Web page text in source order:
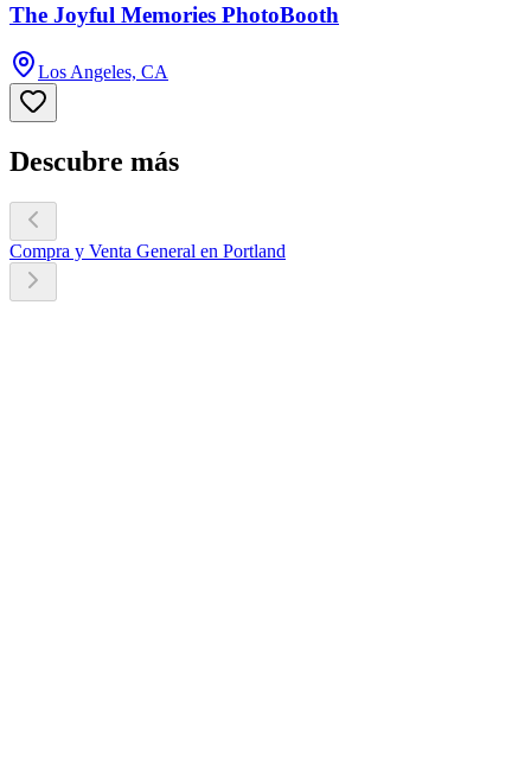
The Joyful Memories PhotoBooth
Los Angeles, CA
Descubre más
Compra y Venta General en Portland